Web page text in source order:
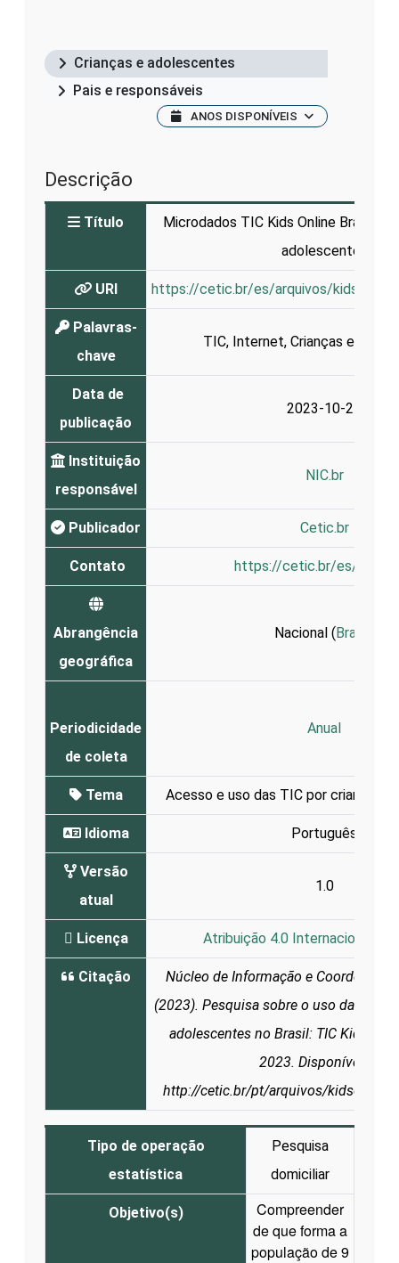
Crianças e adolescentes
Pais e responsáveis
ANOS DISPONÍVEIS
Descrição
Título
Microdados TIC Kids Online Brasil
adolescentes
URI https://cetic.br/es/arquivos/
Palavras-
chave
TIC, Internet, Crianças e
Data de
publicação
2023-10-25
Instituição
responsável
NIC.br
Publicador Cetic.br
Contato https://cetic.br/es/
Abrangência
geográfica
Nacional (Brasil
Periodicidade
de coleta
Anual
Tema Acesso e uso das TIC por crianças
Idioma Português
Versão
atual
1.0
Licença Atribuição 4.0 Internacional
Citação
Núcleo de Informação e
(2023). Pesquisa sobre o uso da
adolescentes no Brasil: TIC Kids
2023. Disponível em:
http://cetic.br/pt/arquivos/
Tipo de operação
estatística
Pesquisa
domiciliar
Objetivo(s)
Compreender
de que forma a
população de 9